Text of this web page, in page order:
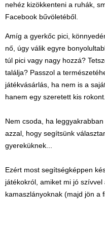
nehéz kizökkenteni a ruhák,
Facebook bűvöletéből.
Amíg a gyerkőc pici,
nő, úgy válik egyre
túl pici vagy nagy hozzá?
találja? Passzol a
játékvásárlás, ha nem is a
hanem egy szeretett kis rokont.
Nem csoda, ha
azzal, hogy segítsünk
gyereküknek...
Ezért most segítségképpen
játékokról, amiket mi jó
kamaszlányoknak (majd jön a